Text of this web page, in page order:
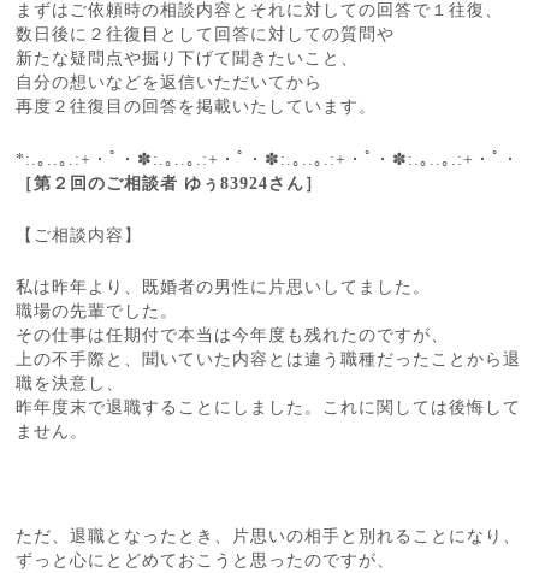
まずはご依頼時の相談内容とそれに対しての回答で１往復、
数日後に２往復目として回答に対しての質問や
新たな疑問点や掘り下げて聞きたいこと、
自分の想いなどを返信いただいてから
再度２往復目の回答を掲載いたしています。
*:.｡..｡.:+・ﾟ・✽:.｡..｡.:+・ﾟ・✽:.｡..｡.:+・ﾟ・✽:.｡..｡.:+・ﾟ・
［第２回のご相談者 ゆぅ83924さん］
【ご相談内容】
私は昨年より、既婚者の男性に片思いしてました。
職場の先輩でした。
その仕事は任期付で本当は今年度も残れたのですが、
上の不手際と、聞いていた内容とは違う職種だったことから退
職を決意し、
昨年度末で退職することにしました。これに関しては後悔して
ません。
ただ、退職となったとき、片思いの相手と別れることになり、
ずっと心にとどめておこうと思ったのですが、